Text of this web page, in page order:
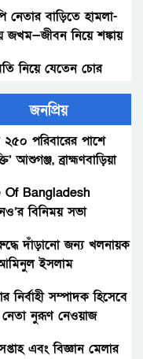
নেতার বাড়িতে হামলা-
জখম—জীবন নিয়ে শঙ্কায়
নিয়ে যেতেন চোর
পুলিশ সদস্যদের
বিরুদ্ধে মামলা :
শশুর–শাশুড়ী মিলে
করার চেষ্টা। আদালতে
হত্যা, কী বলছে
জনপ্রিয়
২৫০ পরিবারের পাশে
আশুগঞ্জ, ব্রাহ্মণবাড়িয়া
Bangladesh
বিনিময় সভা
দাঁড়ানো জন্য খলনায়ক
আমিনুল ইসলাম
নির্বাহী সম্পাদক হিসেবে
নেতা নুরূণ নেওয়াজ
এবং বিজ্ঞান মেলার